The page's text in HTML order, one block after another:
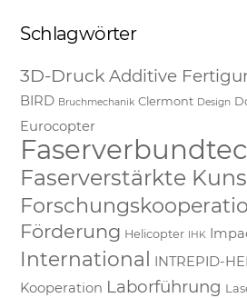
Schlagwörter
3D-Druck Additive
BIRD Bruchmechanik Clermont Design
Eurocopter
Faserverstärkte
Förderung Helicopter IHK
International INTREPID-HEI
Kooperation Laborführung